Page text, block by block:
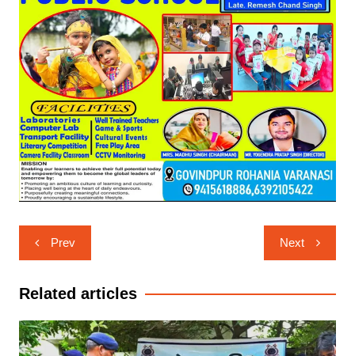
Post
navigation
Prev Next
Related articles